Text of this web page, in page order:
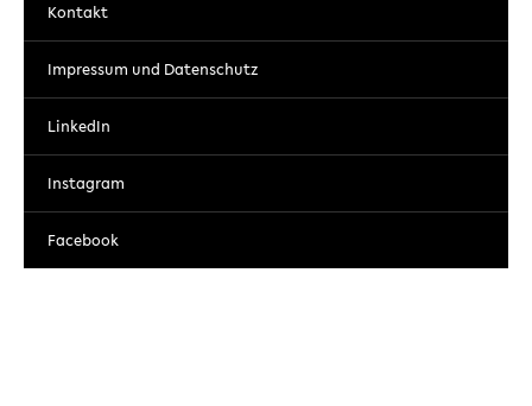
Kontakt
Impressum und Datenschutz
LinkedIn
Instagram
Facebook